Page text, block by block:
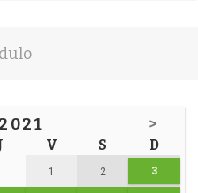
>
V S D
1 2 3